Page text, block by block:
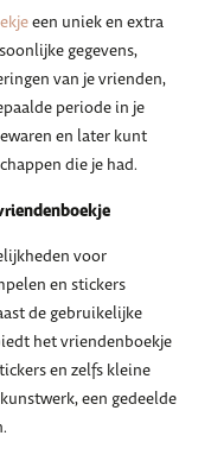
een uniek en extra
gegevens,
van je vrienden,
periode in je
en later kunt
die je had.
voor
en stickers
de gebruikelijke
het vriendenboekje
en zelfs kleine
een gedeelde